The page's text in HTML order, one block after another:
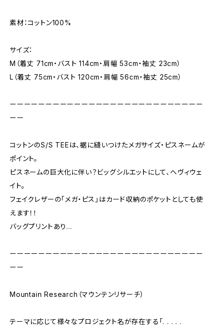
素材：コットン100%
サイズ：
M（着丈 71cm・バスト 114cm・肩幅 53cm・袖丈 23cm）
L（着丈 75cm・バスト 120cm・肩幅 56cm・袖丈 25cm）
ーーーーーーーーーーーーーーーーーーーーーーーーーーー
ーー
コットンのS/S TEEは、裾に縫いつけたメガサイズ・ピスネームが
ポイント。
ピスネームの巨大化に伴い？ビッグシルエットにして、ヘヴィウェ
イト。
フェイクレザーの「メガ・ピス」はカード収納のポケットとしても使
えます！！
バッグプリントあり…
ーーーーーーーーーーーーーーーーーーーーーーーーーーー
ーー
Mountain Research（マウンテンリサーチ）
テーマに応じて様々なプロジェクト名が存在する「. . . . .